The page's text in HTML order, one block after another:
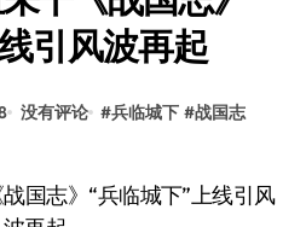
引风波再起
没有评论 #兵临城下 #战国志